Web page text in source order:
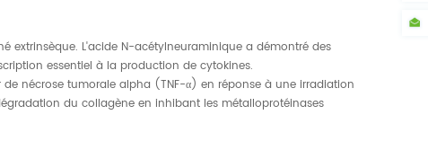
extrinsèque. L'acide N-acétylneuraminique a démontré des
essentiel à la production de cytokines.
nécrose tumorale alpha (TNF-α) en réponse à une irradiation
du collagène en inhibant les métalloprotéinases